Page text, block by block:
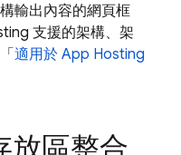
輸出內容的網頁框
支援的架構、架
適用於 App Hosting
放區整合